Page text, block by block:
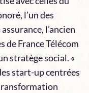
l’un des
l’ancien
de France Télécom
stratège social. «
start-up centrées